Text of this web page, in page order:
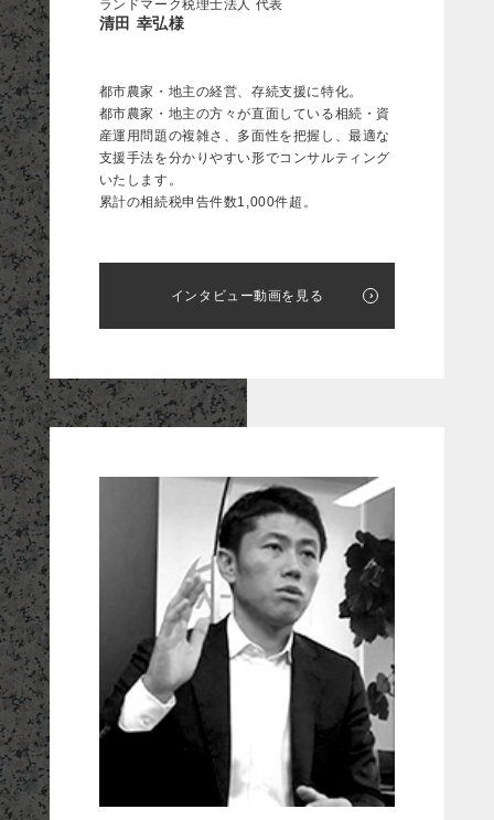
ランドマーク税理士法人 代表
清田 幸弘様
都市農家・地主の経営、存続支援に特化。
都市農家・地主の方々が直面している相続・資
産運用問題の複雑さ、多面性を把握し、最適な
支援手法を分かりやすい形でコンサルティング
いたします。
累計の相続税申告件数1,000件超。
インタビュー動画を見る